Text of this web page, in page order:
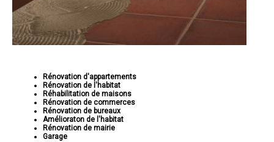
Rénovation d'appartements
Rénovation de l'habitat
Réhabilitation de maisons
Rénovation de commerces
Rénovation de bureaux
Amélioraton de l'habitat
Rénovation de mairie
Garage